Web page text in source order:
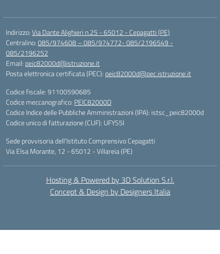
Indirizzo:Via Dante Alighieri n.25 - 65012 - Cepagatti (PE)
Centralino:085/974608 – 085/974772- 085/2196549 -
085/2196252
Email: peic82000d@istruzione.it
Posta elettronica certificata (PEC): peic82000d@pec.istruzione.it
Codice fiscale: 91100590685
Codice meccanografico: PEIC82000D
Codice Indice delle Pubbliche Amministrazioni (IPA): istsc_peic82000d
Codice unico di fatturazione (CUF): UFYS5I
Sede provvisoria dell'Istituto Comprensivo Cepagatti
Via Elsa Morante, 12 - 65012 - Villareia (PE)
Hosting & Powered by 3D Solution S.r.l.
Concept & Design by Designers Italia